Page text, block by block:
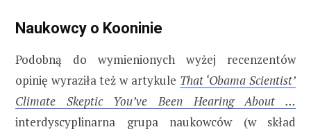
Naukowcy o Kooninie
Podobną do wymienionych wyżej recenzentów
opinię wyraziła też w artykule That ‘Obama Scientist’
Climate Skeptic You’ve Been Hearing About …
interdyscyplinarna grupa naukowców (w skład